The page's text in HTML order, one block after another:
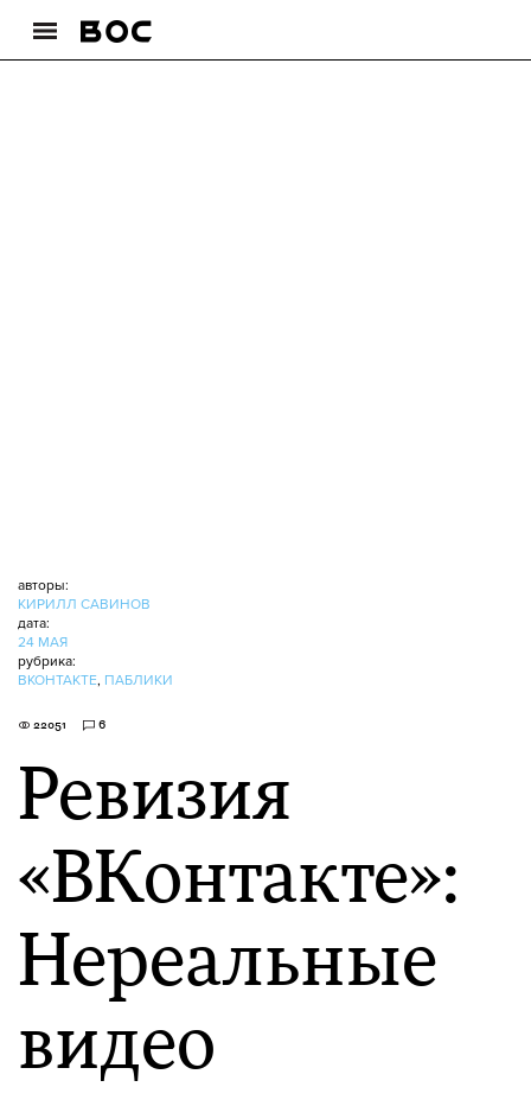
авторы:
КИРИЛЛ САВИНОВ
дата:
24 МАЯ
рубрика:
ВКОНТАКТЕ, ПАБЛИКИ
22051 6
Ревизия
«ВКонтакте»:
Нереальные
видео